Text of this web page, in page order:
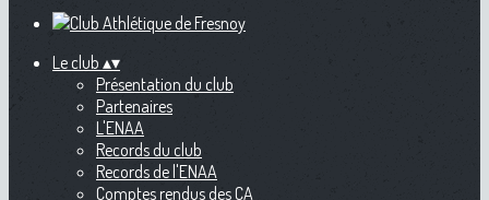
Le club ▴▾
Présentation du club
Partenaires
L'ENAA
Records du club
Records de l'ENAA
Comptes rendus des CA